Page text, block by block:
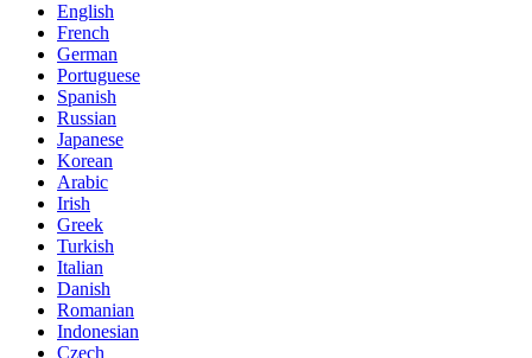
English
French
German
Portuguese
Spanish
Russian
Japanese
Korean
Arabic
Irish
Greek
Turkish
Italian
Danish
Romanian
Indonesian
Czech